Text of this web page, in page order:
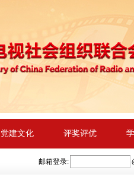
党建文化 评奖评优
邮箱登录: